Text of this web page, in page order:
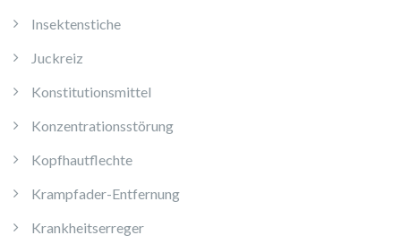
Insektenstiche
Juckreiz
Konstitutionsmittel
Konzentrationsstörung
Kopfhautflechte
Krampfader-Entfernung
Krankheitserreger